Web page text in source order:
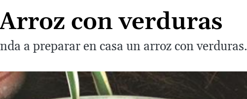
con verduras
a preparar en casa un arroz con verduras.